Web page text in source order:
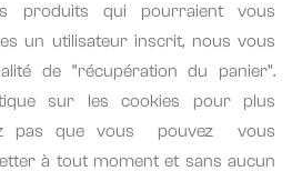
produits qui pourraient vous
un utilisateur inscrit, nous vous
de “récupération du panier”.
sur les cookies pour plus
pas que vous
pouvez
vous
à tout moment et sans aucun